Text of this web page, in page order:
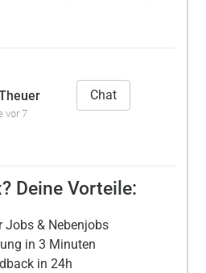
vor 7
Chat
Deine Vorteile:
Jobs & Nebenjobs
in 3 Minuten
in 24h